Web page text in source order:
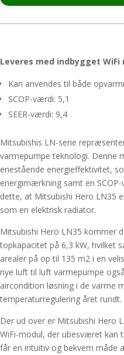
Leveres med indbygget WiFi
Kan anvendes til både
SCOP-værdi: 5,1
SEER-værdi: 9,4
Mitsubishis LN-serie
varmepumpe teknologi. Denne
enestående energieffektivitet,
energimærkning samt en
dette, at Mitsubishi Hero LN35
som en elektrisk radiator.
Mitsubishi Hero LN35 kommer
topkapacitet på 6,3 kW, hvilket
arealer på op til 135 m2 i en
nye luft til luft varmepumpe
aircondition løsning i de varme
temperaturregulering året rundt.
Der ud over er Mitsubishi Hero
WiFi-modul, der ubesværet kan
får en intuitiv og bekvem måde